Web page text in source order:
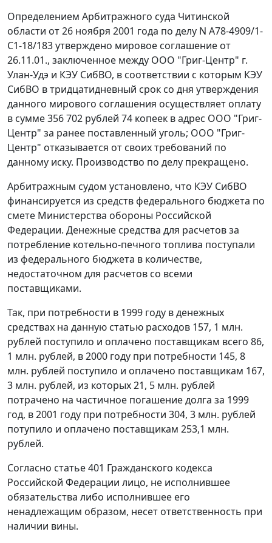
Определением Арбитражного суда Читинской
области от 26 ноября 2001 года по делу N А78-4909/1-
С1-18/183 утверждено мировое соглашение от
26.11.01., заключенное между ООО "Григ-Центр" г.
Улан-Удэ и КЭУ СибВО, в соответствии с которым КЭУ
СибВО в тридцатидневный срок со дня утверждения
данного мирового соглашения осуществляет оплату
в сумме 356 702 рублей 74 копеек в адрес ООО "Григ-
Центр" за ранее поставленный уголь; ООО "Григ-
Центр" отказывается от своих требований по
данному иску. Производство по делу прекращено.
Арбитражным судом установлено, что КЭУ СибВО
финансируется из средств федерального бюджета по
смете Министерства обороны Российской
Федерации. Денежные средства для расчетов за
потребление котельно-печного топлива поступали
из федерального бюджета в количестве,
недостаточном для расчетов со всеми
поставщиками.
Так, при потребности в 1999 году в денежных
средствах на данную статью расходов 157, 1 млн.
рублей поступило и оплачено поставщикам всего 86,
1 млн. рублей, в 2000 году при потребности 145, 8
млн. рублей поступило и оплачено поставщикам 167,
3 млн. рублей, из которых 21, 5 млн. рублей
потрачено на частичное погашение долга за 1999
год, в 2001 году при потребности 304, 3 млн. рублей
потупило и оплачено поставщикам 253,1 млн.
рублей.
Согласно статье 401 Гражданского кодекса
Российской Федерации лицо, не исполнившее
обязательства либо исполнившее его
ненадлежащим образом, несет ответственность при
наличии вины.